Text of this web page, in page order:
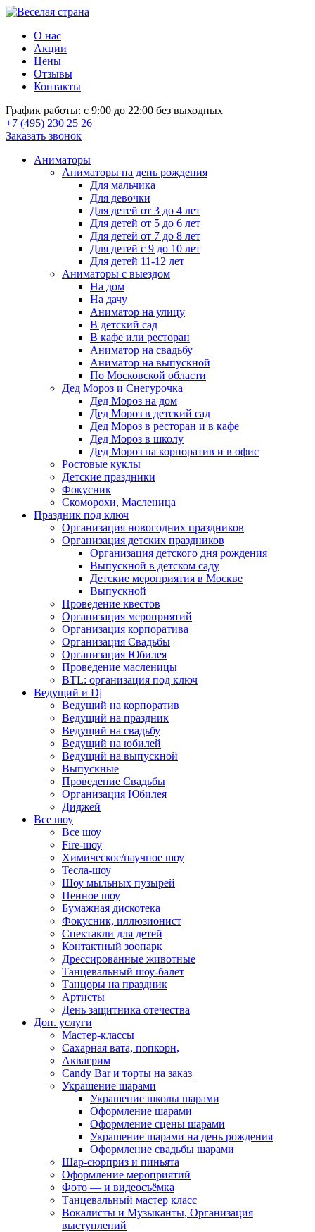
О нас
Акции
Цены
Отзывы
Контакты
График работы: с 9:00 до 22:00 без выходных
+7 (495) 230 25 26
Заказать звонок
Аниматоры
Аниматоры на день рождения
Для мальчика
Для девочки
Для детей от 3 до 4 лет
Для детей от 5 до 6 лет
Для детей от 7 до 8 лет
Для детей с 9 до 10 лет
Для детей 11-12 лет
Аниматоры с выездом
На дом
На дачу
Аниматор на улицу
В детский сад
В кафе или ресторан
Аниматор на свадьбу
Аниматор на выпускной
По Московской области
Дед Мороз и Снегурочка
Дед Мороз на дом
Дед Мороз в детский сад
Дед Мороз в ресторан и в кафе
Дед Мороз в школу
Дед Мороз на корпоратив и в офис
Ростовые куклы
Детские праздники
Фокусник
Скоморохи, Масленица
Праздник под ключ
Организация новогодних праздников
Организация детских праздников
Организация детского дня рождения
Выпускной в детском саду
Детские мероприятия в Москве
Выпускной
Проведение квестов
Организация мероприятий
Организация корпоратива
Организация Свадьбы
Организация Юбилея
Проведение масленицы
BTL: организация под ключ
Ведущий и Dj
Ведущий на корпоратив
Ведущий на праздник
Ведущий на свадьбу
Ведущий на юбилей
Ведущий на выпускной
Выпускные
Проведение Свадьбы
Организация Юбилея
Диджей
Все шоу
Все шоу
Fire-шоу
Химическое/научное шоу
Тесла-шоу
Шоу мыльных пузырей
Пенное шоу
Бумажная дискотека
Фокусник, иллюзионист
Спектакли для детей
Контактный зоопарк
Дрессированные животные
Танцевальный шоу-балет
Танцоры на праздник
Артисты
День защитника отечества
Доп. услуги
Мастер-классы
Сахарная вата, попкорн,
Аквагрим
Candy Bar и торты на заказ
Украшение шарами
Украшение школы шарами
Оформление шарами
Оформление сцены шарами
Украшение шарами на день рождения
Оформление свадьбы шарами
Шар-сюрприз и пиньята
Оформление мероприятий
Фото — и видеосъёмка
Танцевальный мастер класс
Вокалисты и Музыканты, Организация
выступлений